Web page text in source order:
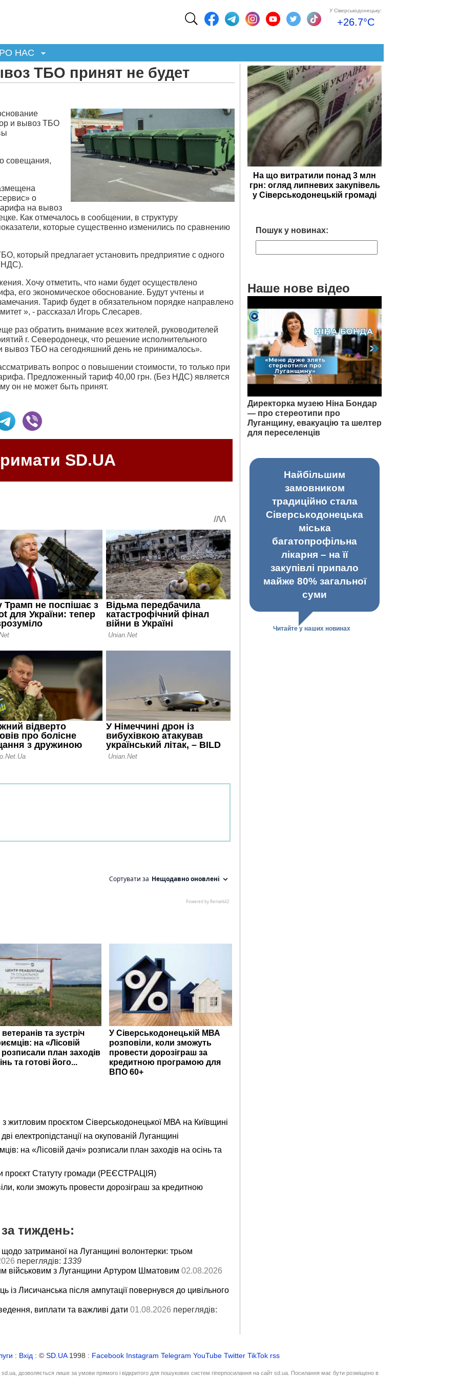
У Сіверськодонецьку:
+26.7°C
НАС
ТБО принят не будет
и вывоз ТБО
совещания,
о
на вывоз
Как отмечалось в сообщении, в структуру
которые существенно изменились по сравнению
который предлагает установить предприятие с одного
НДС).
Хочу отметить, что нами будет осуществлено
его экономическое обоснование. Будут учтены и
Тариф будет в обязательном порядке направлено
», - рассказал Игорь Слесарев.
раз обратить внимание всех жителей, руководителей
г. Северодонецк, что решение исполнительного
ТБО на сегодняшний день не принималось».
вопрос о повышении стоимости, то только при
Предложенный тариф 40,00 грн. (Без НДС) является
он не может быть принят.
SD.UA
ветеранів та зустріч
на «Лісовій
розписали план заходів
та готові його...
У Сіверськодонецькій МВА
розповіли, коли зможуть
провести дорозіграш за
кредитною програмою для
ВПО 60+
житловим проєктом Сіверськодонецької МВА на Київщині
електропідстанції на окупованій Луганщині
на «Лісовій дачі» розписали план заходів на осінь та
проєкт Статуту громади (РЕЄСТРАЦІЯ)
коли зможуть провести дорозіграш за кредитною
тиждень:
затриманої на Луганщині волонтерки: трьом
переглядів: 1339
військовим з Луганщини Артуром Шматовим 02.08.2026
із Лисичанська після ампутації повернувся до цивільного
виплати та важливі дати 01.08.2026 переглядів:
На що витратили понад 3 млн
грн: огляд липневих закупівель
у Сіверськодонецькій громаді
Пошук у новинах:
Наше нове відео
Директорка музею Ніна Бондар
— про стереотипи про
Луганщину, евакуацію та шелтер
для переселенців
Найбільшим
замовником
традиційно стала
Сіверськодонецька
міська
багатопрофільна
лікарня – на її
закупівлі припало
майже 80% загальної
суми
Читайте у наших новинах
: Вхід : © SD.UA1998 : Facebook Instagram Telegram YouTube Twitter TikTok rss
sd.ua, дозволяється лише за умови прямого і відкритого для пошукових систем гіперпосилання на сайт sd.ua. Посилання має бути розміщено в